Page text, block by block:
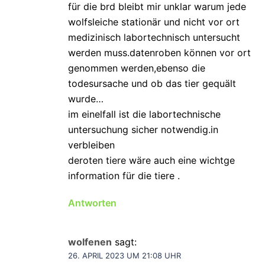
für die brd bleibt mir unklar warum jede
wolfsleiche stationär und nicht vor ort
medizinisch labortechnisch untersucht
werden muss.datenroben können vor ort
genommen werden,ebenso die
todesursache und ob das tier gequält
wurde…
im einelfall ist die labortechnische
untersuchung sicher notwendig.in
verbleiben
deroten tiere wäre auch eine wichtge
information für die tiere .
Antworten
wolfenen sagt:
26. APRIL 2023 UM 21:08 UHR